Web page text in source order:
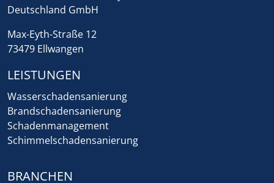
Deutschland GmbH
Max-Eyth-Straße 12
73479 Ellwangen
LEISTUNGEN
Wasserschadensanierung
Brandschadensanierung
Schadenmanagement
Schimmelschadensanierung
BRANCHEN